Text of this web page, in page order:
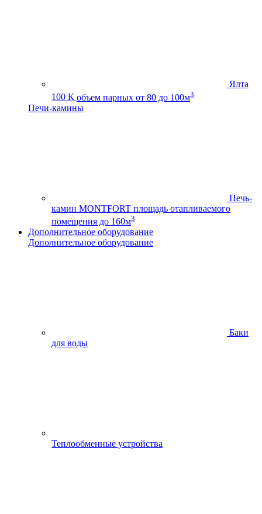
Ялта
100 К объем парных от 80 до 100м3
Печи-камины
Печь-
камин MONTFORT площадь отапливаемого
помещения до 160м3
Дополнительное оборудование
Дополнительное оборудование
Баки
для воды
Теплообменные устройства